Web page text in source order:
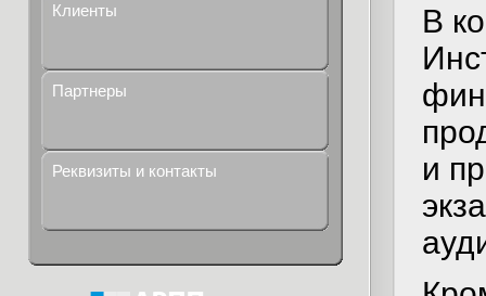
Клиенты
Партнеры
Реквизиты и контакты
В
и